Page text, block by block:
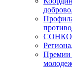
СОНКО
Премии